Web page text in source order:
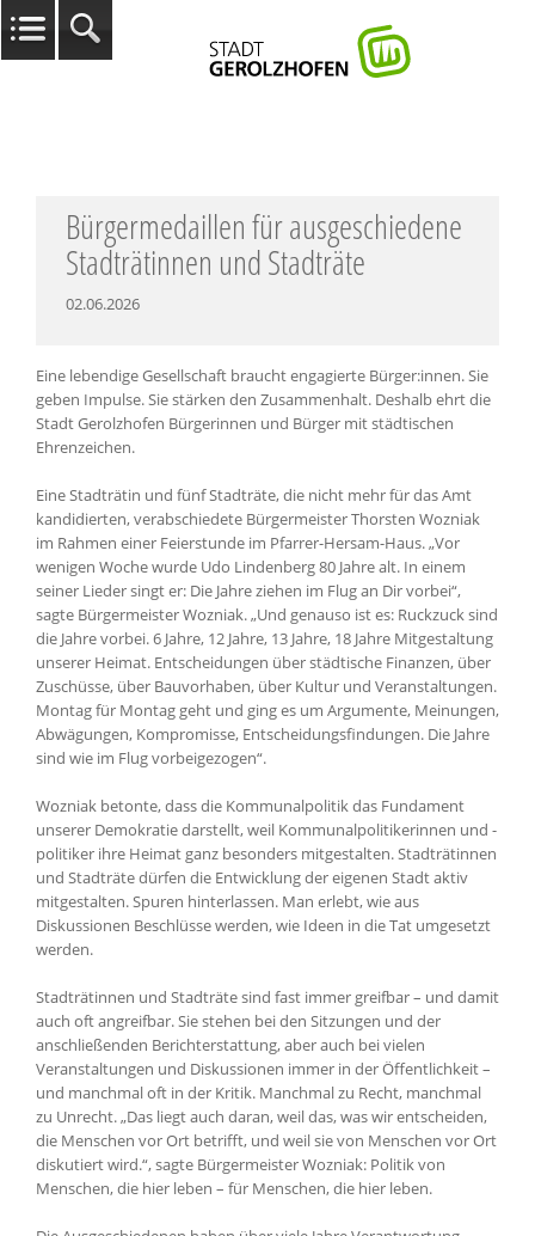
Bürgermedaillen für ausgeschiedene
Stadträtinnen und Stadträte
02.06.2026
Eine lebendige Gesellschaft braucht engagierte Bürger:innen. Sie
geben Impulse. Sie stärken den Zusammenhalt. Deshalb ehrt die
Stadt Gerolzhofen Bürgerinnen und Bürger mit städtischen
Ehrenzeichen.
Eine Stadträtin und fünf Stadträte, die nicht mehr für das Amt
kandidierten, verabschiedete Bürgermeister Thorsten Wozniak
im Rahmen einer Feierstunde im Pfarrer-Hersam-Haus. „Vor
wenigen Woche wurde Udo Lindenberg 80 Jahre alt. In einem
seiner Lieder singt er: Die Jahre ziehen im Flug an Dir vorbei“,
sagte Bürgermeister Wozniak. „Und genauso ist es: Ruckzuck sind
die Jahre vorbei. 6 Jahre, 12 Jahre, 13 Jahre, 18 Jahre Mitgestaltung
unserer Heimat. Entscheidungen über städtische Finanzen, über
Zuschüsse, über Bauvorhaben, über Kultur und Veranstaltungen.
Montag für Montag geht und ging es um Argumente, Meinungen,
Abwägungen, Kompromisse, Entscheidungsfindungen. Die Jahre
sind wie im Flug vorbeigezogen“.
Wozniak betonte, dass die Kommunalpolitik das Fundament
unserer Demokratie darstellt, weil Kommunalpolitikerinnen und -
politiker ihre Heimat ganz besonders mitgestalten. Stadträtinnen
und Stadträte dürfen die Entwicklung der eigenen Stadt aktiv
mitgestalten. Spuren hinterlassen. Man erlebt, wie aus
Diskussionen Beschlüsse werden, wie Ideen in die Tat umgesetzt
werden.
Stadträtinnen und Stadträte sind fast immer greifbar – und damit
auch oft angreifbar. Sie stehen bei den Sitzungen und der
anschließenden Berichterstattung, aber auch bei vielen
Veranstaltungen und Diskussionen immer in der Öffentlichkeit –
und manchmal oft in der Kritik. Manchmal zu Recht, manchmal
zu Unrecht. „Das liegt auch daran, weil das, was wir entscheiden,
die Menschen vor Ort betrifft, und weil sie von Menschen vor Ort
diskutiert wird.“, sagte Bürgermeister Wozniak: Politik von
Menschen, die hier leben – für Menschen, die hier leben.